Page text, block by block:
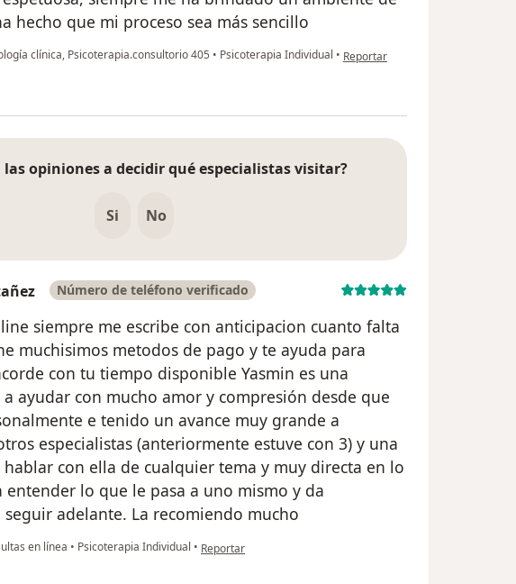
hecho que mi proceso sea más sencillo
clínica, Psicoterapia.consultorio 405 • Psicoterapia Individual • en opinión del usuario Paula
Reportar
las opiniones a decidir qué especialistas visitar?
Si No
Número de teléfono verificado
siempre me escribe con anticipacion cuanto falta
muchisimos metodos de pago y te ayuda para
con tu tiempo disponible Yasmin es una
ayudar con mucho amor y compresión desde que
e tenido un avance muy grande a
especialistas (anteriormente estuve con 3) y una
con ella de cualquier tema y muy directa en lo
entender lo que le pasa a uno mismo y da
adelante. La recomiendo mucho
en línea • Psicoterapia Individual • en opinión del usuario Ana María Montañez
Reportar